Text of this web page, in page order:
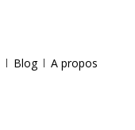
Blog A propos